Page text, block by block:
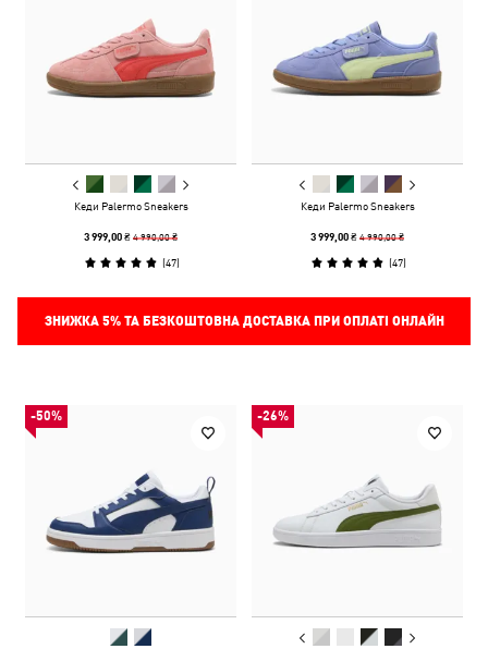
Кеди Palermo Sneakers
3 999,00 ₴4 990,00 ₴
(47)
Кеди Palermo Sneakers
3 999,00 ₴4 990,00 ₴
(47)
ЗНИЖКА 5%ТА БЕЗКОШТОВНА ДОСТАВКА ПРИ ОПЛАТІ ОНЛАЙН
-50% -26%